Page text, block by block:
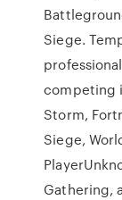
Siege.
competing
Storm,
Siege,
Gathering,